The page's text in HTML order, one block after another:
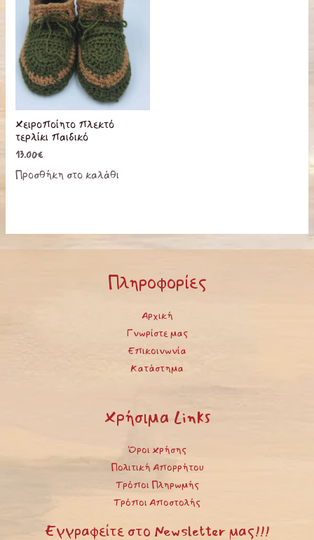
Χειροποίητο πλεκτό
τερλίκι παιδικό
13.00€
Προσθήκη στο καλάθι
Πληροφορίες
Αρχική
Γνωρίστε μας
Επικοινωνία
Κατάστημα
Χρήσιμα Links
Όροι Χρήσης
Πολιτική Απορρήτου
Τρόποι Πληρωμής
Τρόποι Αποστολής
Εγγραφείτε στο Newsletter μας!!!